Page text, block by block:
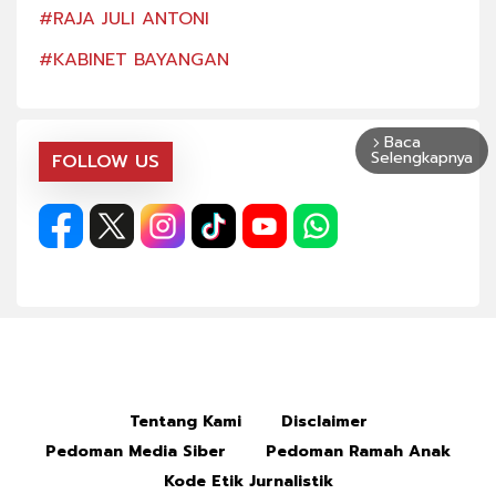
#RAJA JULI ANTONI
#KABINET BAYANGAN
FOLLOW US
arrow_forward_ios Baca
Selengkapnya
Tentang Kami
Disclaimer
Pedoman Media Siber
Pedoman Ramah Anak
Kode Etik Jurnalistik